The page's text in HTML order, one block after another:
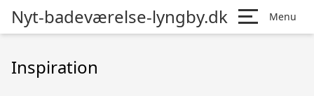
Nyt-badeværelse-lyngby.dk Menu
Inspiration